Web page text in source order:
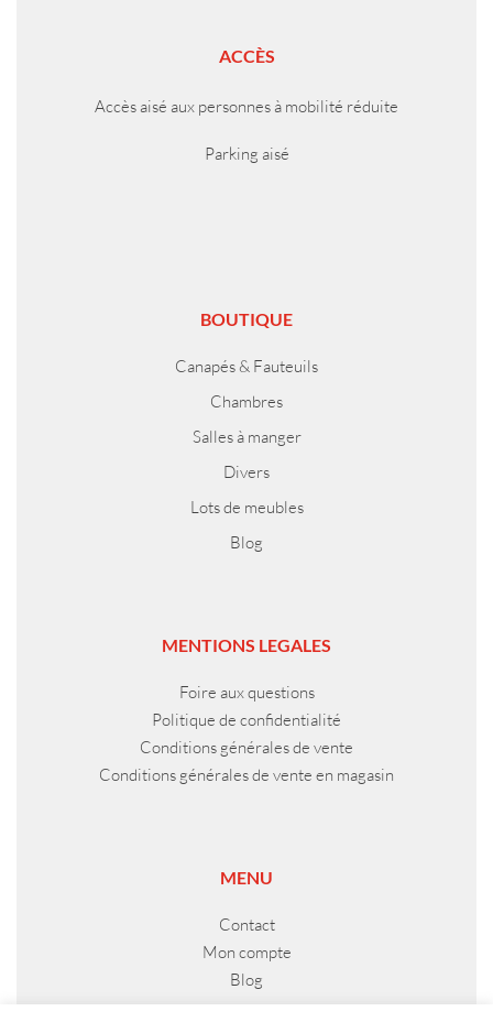
ACCÈS
Accès aisé aux personnes à mobilité réduite
Parking aisé
BOUTIQUE
Canapés & Fauteuils
Chambres
Salles à manger
Divers
Lots de meubles
Blog
MENTIONS LEGALES
Foire aux questions
Politique de confidentialité
Conditions générales de vente
Conditions générales de vente en magasin
MENU
Contact
Mon compte
Blog